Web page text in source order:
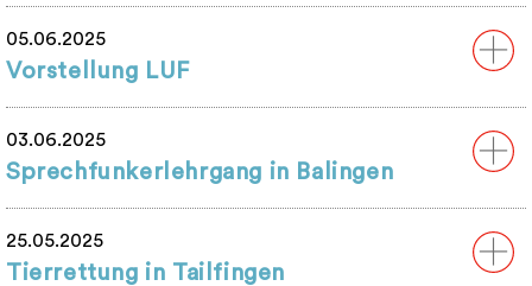
05.06.2025
Vorstellung LUF
03.06.2025
Sprechfunkerlehrgang in Balingen
25.05.2025
Tierrettung in Tailfingen